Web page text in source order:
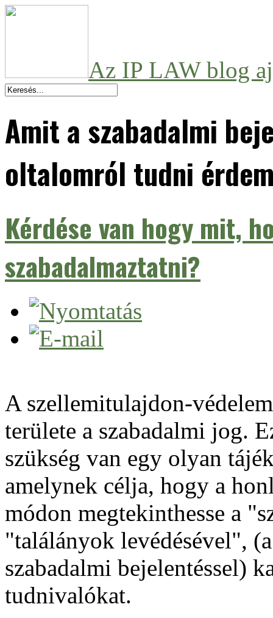
Az IP LAW blog
Amit a szabadalmi
oltalomról tudni
Kérdése van hogy mit,
szabadalmaztatni?
A szellemitulajdon-
területe a szabadalmi jog.
szükség van egy olyan
amelynek célja, hogy a
módon megtekinthesse a
"találányok levédésével",
szabadalmi bejelentéssel)
tudnivalókat.